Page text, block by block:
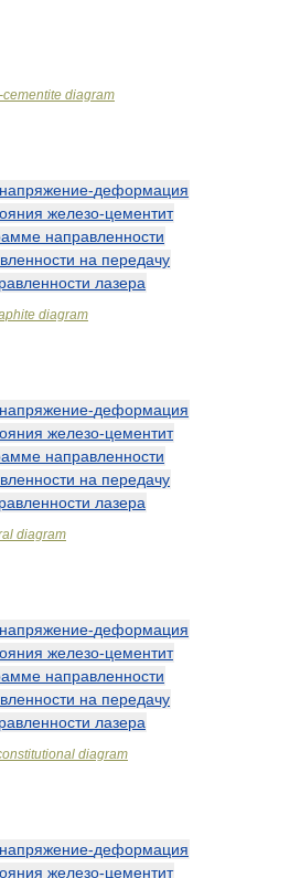
-cementite diagram
напряжение-деформация
железо-цементит
направленности
на передачу
лазера
diagram
напряжение-деформация
железо-цементит
направленности
на передачу
лазера
diagram
напряжение-деформация
железо-цементит
направленности
на передачу
лазера
diagram
напряжение-деформация
железо-цементит